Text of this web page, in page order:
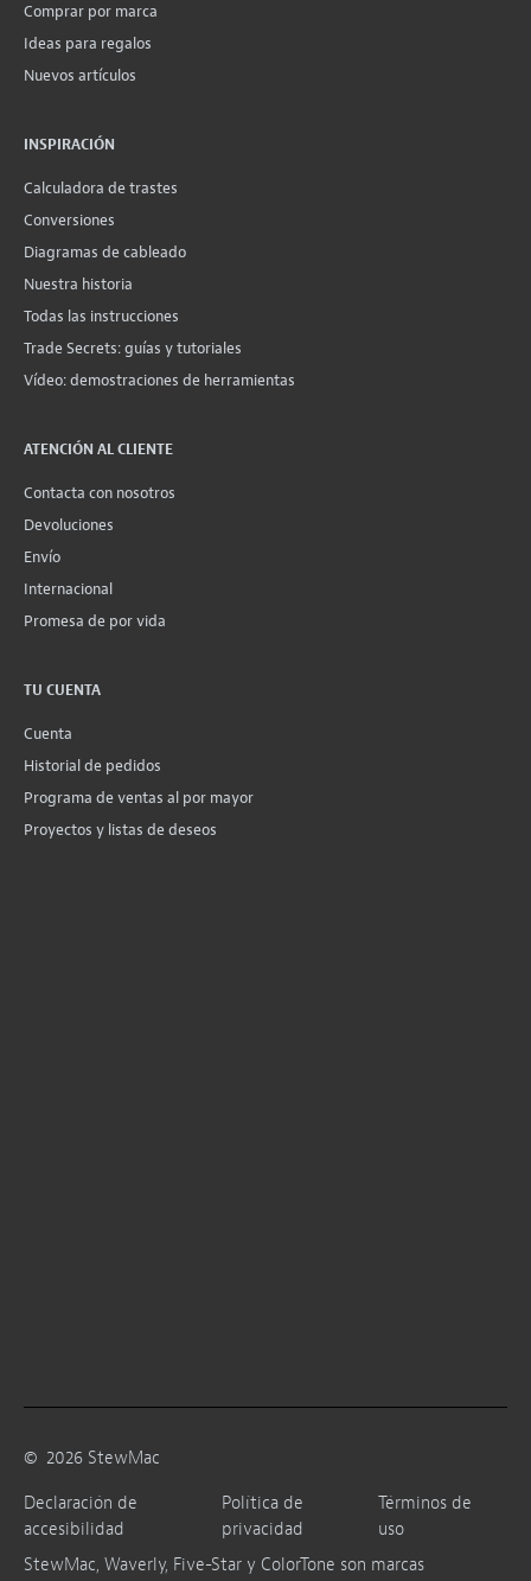
Comprar por marca
Ideas para regalos
Nuevos artículos
INSPIRACIÓN
Calculadora de trastes
Conversiones
Diagramas de cableado
Nuestra historia
Todas las instrucciones
Trade Secrets: guías y tutoriales
Vídeo: demostraciones de herramientas
ATENCIÓN AL CLIENTE
Contacta con nosotros
Devoluciones
Envío
Internacional
Promesa de por vida
TU CUENTA
Cuenta
Historial de pedidos
Programa de ventas al por mayor
Proyectos y listas de deseos
© 2026 StewMac
Declaración de
accesibilidad
Política de
privacidad
Términos de
uso
StewMac, Waverly, Five-Star y ColorTone son marcas